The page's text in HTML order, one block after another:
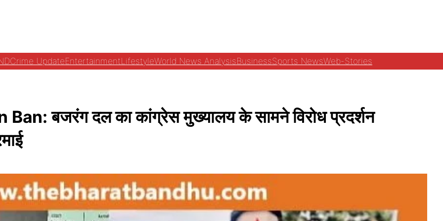
Crime UpdateEntertainmentLifestyleWorld News AnalysisBusinessSports NewsWeb-Stories
बजरंग दल का कांग्रेस मुख्यालय के सामने विरोध प्रदर्शन